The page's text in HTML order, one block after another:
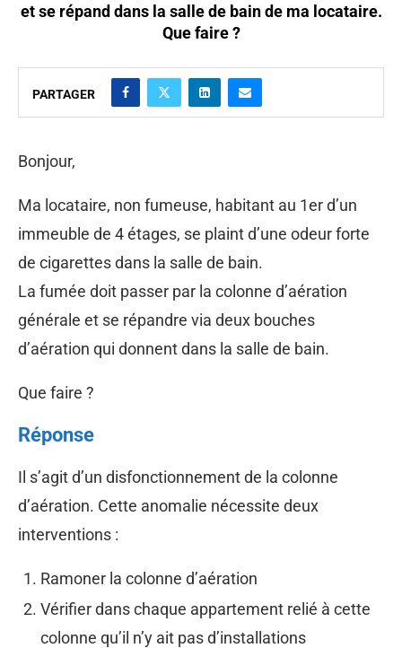
et se répand dans la salle de bain de ma locataire.
Que faire ?
PARTAGER
Bonjour,
Ma locataire, non fumeuse, habitant au 1er d’un
immeuble de 4 étages, se plaint d’une odeur forte
de cigarettes dans la salle de bain.
La fumée doit passer par la colonne d’aération
générale et se répandre via deux bouches
d’aération qui donnent dans la salle de bain.
Que faire ?
Réponse
Il s’agit d’un disfonctionnement de la colonne
d’aération. Cette anomalie nécessite deux
interventions :
Ramoner la colonne d’aération
Vérifier dans chaque appartement relié à cette
colonne qu’il n’y ait pas d’installations